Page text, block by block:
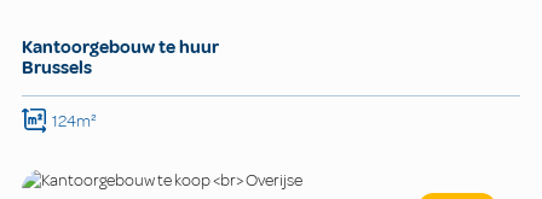
Kantoorgebouw te huur
Brussels
124m²